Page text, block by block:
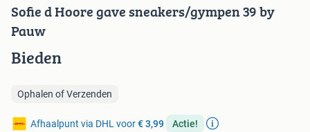
Sofie d Hoore gave sneakers/gympen 39 by
Pauw
Bieden
Ophalen of Verzenden
Afhaalpunt via DHL voor€ 3,99 Actie!